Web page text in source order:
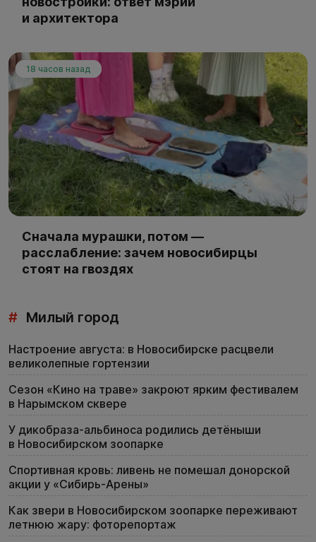
и архитектора
18 часов назад
Сначала мурашки, потом —
расслабление: зачем новосибирцы
стоят на гвоздях
# Милый город
Настроение августа: в Новосибирске расцвели
великолепные гортензии
Сезон «Кино на траве» закроют ярким фестивалем
в Нарымском сквере
У дикобраза-альбиноса родились детёныши
в Новосибирском зоопарке
Спортивная кровь: ливень не помешал донорской
акции у «Сибирь-Арены»
Как звери в Новосибирском зоопарке переживают
летнюю жару: фоторепортаж